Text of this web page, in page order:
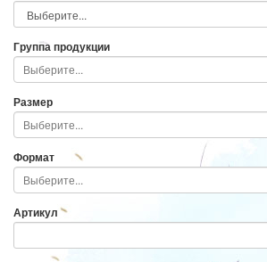
Группа продукции
Размер
Формат
Артикул